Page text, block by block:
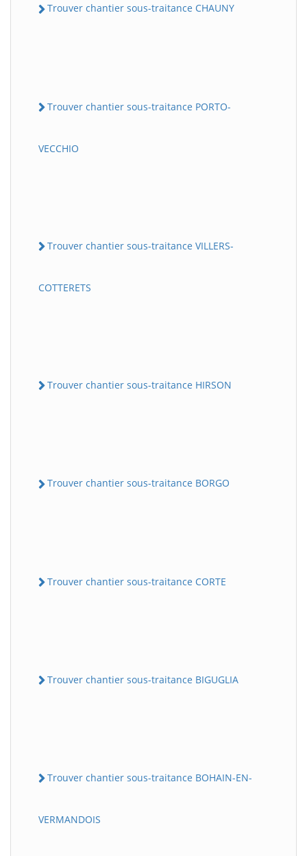
Trouver chantier sous-traitance CHAUNY
Trouver chantier sous-traitance PORTO-
VECCHIO
Trouver chantier sous-traitance VILLERS-
COTTERETS
Trouver chantier sous-traitance HIRSON
Trouver chantier sous-traitance BORGO
Trouver chantier sous-traitance CORTE
Trouver chantier sous-traitance BIGUGLIA
Trouver chantier sous-traitance BOHAIN-EN-
VERMANDOIS